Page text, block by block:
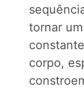
tornar
corpo,